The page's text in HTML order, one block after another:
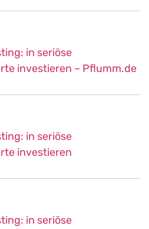
in seriöse
investieren – Pflumm.de
in seriöse
investieren
in seriöse